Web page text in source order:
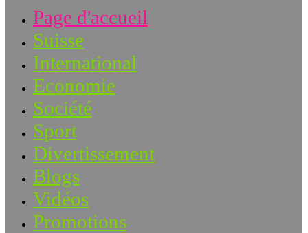
Page d'accueil
Suisse
International
Economie
Société
Sport
Divertissement
Blogs
Vidéos
Promotions